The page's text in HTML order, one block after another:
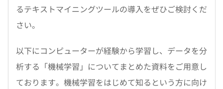
るテキストマイニングツールの導入をぜひご検討くだ
さい。
以下にコンピューターが経験から学習し、データを分
析する「機械学習」についてまとめた資料をご用意し
ております。機械学習をはじめて知るという方に向け